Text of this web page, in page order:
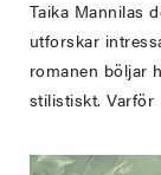
Taika Mannilas
utforskar
romanen böljar
stilistiskt.